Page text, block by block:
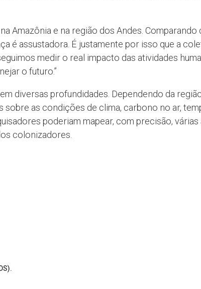
Amazônia e na região dos Andes.
é assustadora. É justamente por isso que a
medir o real impacto das atividades
o futuro.”
diversas profundidades. Dependendo da
as condições de clima, carbono no ar,
poderiam mapear, com precisão, várias
colonizadores.